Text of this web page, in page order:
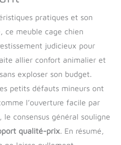
pratiques et son
ce meuble cage chien
judicieux pour
allier confort animalier et
exploser son budget.
petits défauts mineurs ont
l’ouverture facile par
le consensus général souligne
qualité-prix. En résumé,